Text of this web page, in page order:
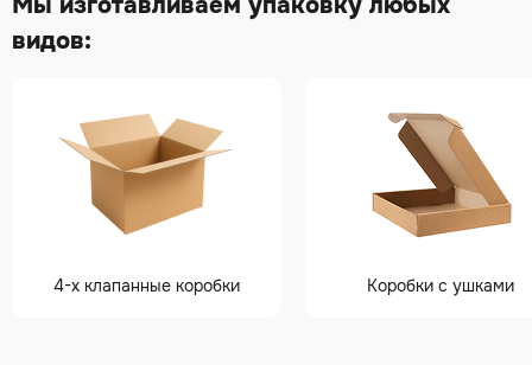
видов:
4-х клапанные коробки Коробки с ушками